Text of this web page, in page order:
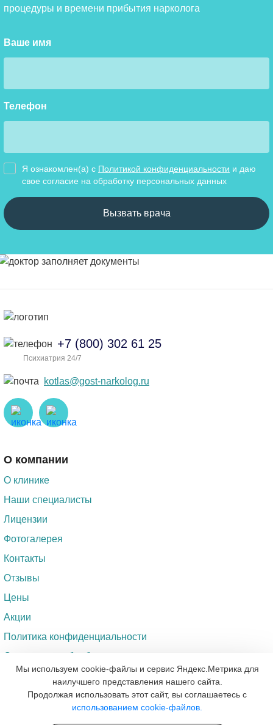
процедуры и времени прибытия нарколога
Ваше имя
Телефон
Я ознакомлен(а) с Политикой конфиденциальности и даю
свое cогласие на обработку персональных данных
Вызвать врача
+7 (800) 302 61 25
Психиатрия 24/7
kotlas@gost-narkolog.ru
О компании
О клинике
Наши специалисты
Лицензии
Фотогалерея
Контакты
Отзывы
Цены
Акции
Политика конфиденциальности
Согласие на обработку персональных данных
Вопрос доктору
Мы используем cookie-файлы и сервис Яндекс.Метрика для
наилучшего представления нашего сайта.
Продолжая использовать этот сайт, вы соглашаетесь с
использованием cookie-файлов.